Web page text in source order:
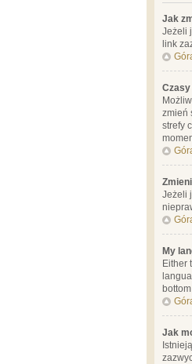
Jak
Jeżeli
link
Czasy
zmień
strefy
Jeżeli
My
Either
Jak